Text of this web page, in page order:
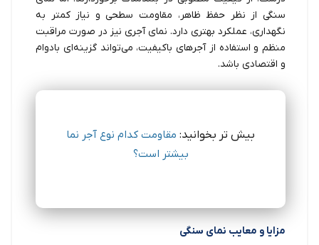
سنگی از نظر حفظ ظاهر، مقاومت سطحی و نیاز کمتر به
نگهداری، عملکرد بهتری دارد. نمای آجری نیز در صورت مراقبت
منظم و استفاده از آجرهای باکیفیت، می‌تواند گزینه‌ای بادوام
و اقتصادی باشد.
بیش تر بخوانید: مقاومت کدام نوع آجر نما
بیشتر است؟
مزایا و معایب نمای سنگی